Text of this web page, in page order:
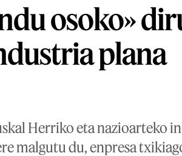
osoko»
plana
Herriko eta nazioarteko
malgutu du, enpresa